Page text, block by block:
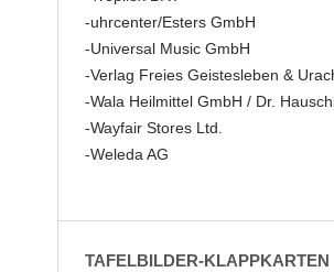
-uhrcenter/Esters GmbH
-Universal Music GmbH
-Verlag Freies Geistesleben &
-Wala Heilmittel GmbH / Dr.
-Wayfair Stores Ltd.
-Weleda AG
TAFELBILDER-KLAPPKARTEN